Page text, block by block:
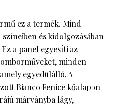
ez a termék. Mind
színeiben és kidolgozásában
a panel egyesíti az
minden
egyedülálló. A
Bianco Fenice kőalapon
márványba lágy,